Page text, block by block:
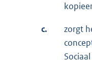
c.
zorgt